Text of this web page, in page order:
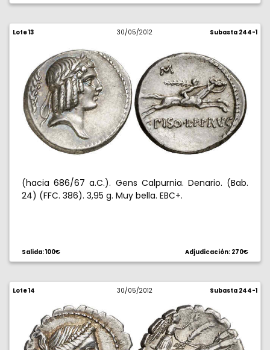
Lote 13 30/05/2012 Subasta 244-1
(hacia 686/67 a.C.). Gens Calpurnia. Denario. (Bab.
24) (FFC. 386). 3,95 g. Muy bella. EBC+.
Salida: 100€ Adjudicación: 270€
Lote 14 30/05/2012 Subasta 244-1